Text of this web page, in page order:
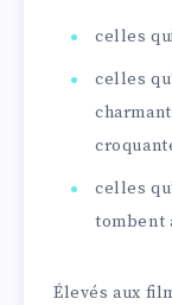
celles
celles
celles
tombent
Élevés aux